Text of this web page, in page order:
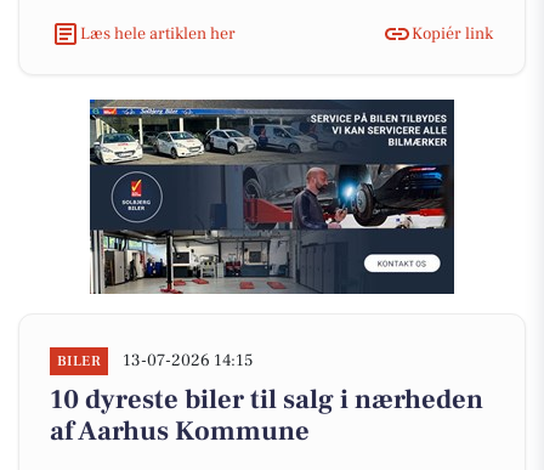
Læs hele artiklen her Kopiér link
BILER 13-07-2026 14:15
10 dyreste biler til salg i nærheden
af Aarhus Kommune